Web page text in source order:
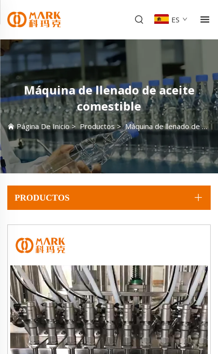
ES
Máquina de llenado de aceite
comestible
Página De Inicio>Productos >Máquina de llenado de aceite comestible
PRODUCTOS